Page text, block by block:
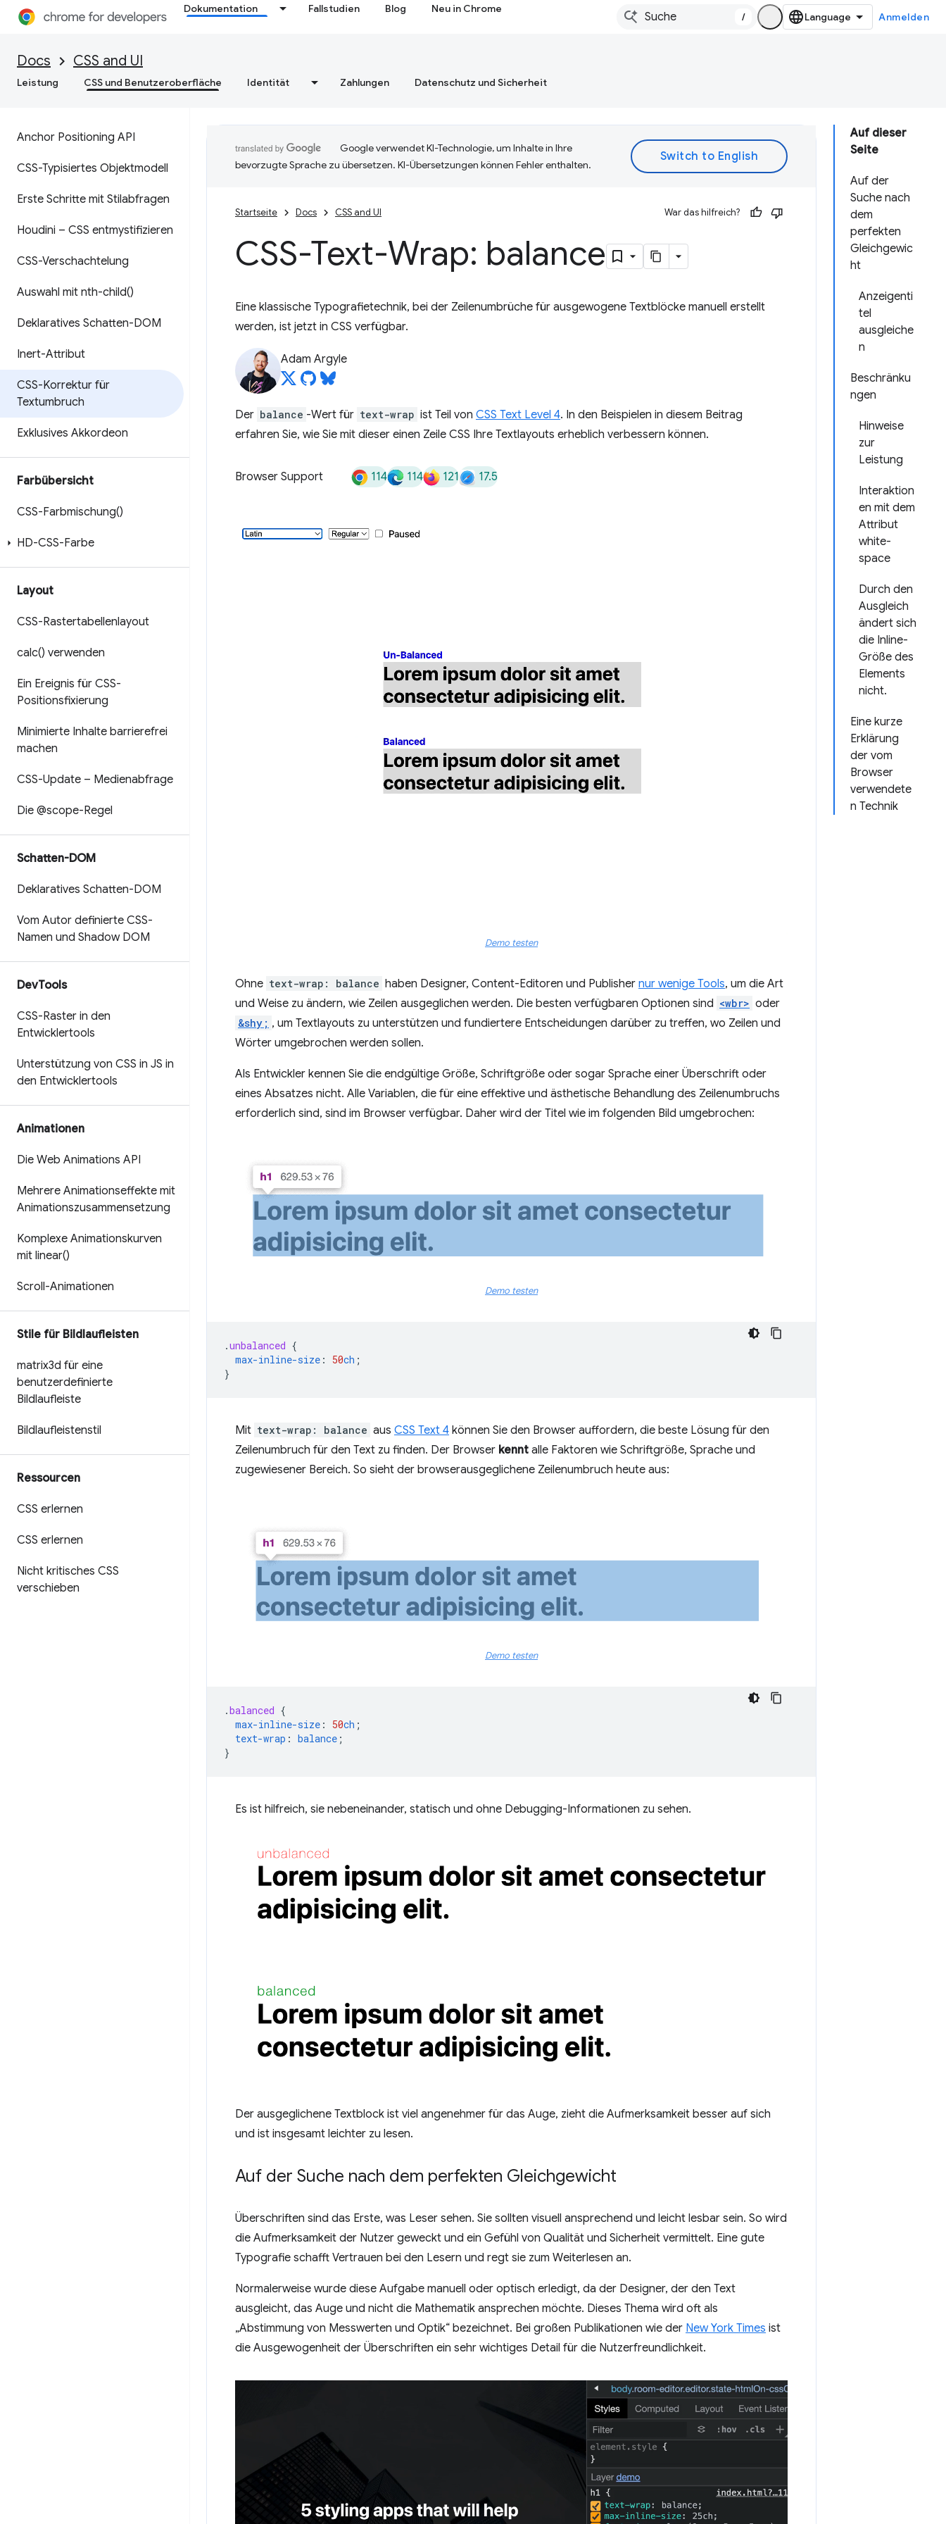
Dokumentation Fallstudien Blog Neu in Chrome
/ Anmelden
Docs CSS and UI
Leistung CSS und Benutzeroberfläche Identität Zahlungen Datenschutz und Sicherheit
Anchor Positioning API
CSS-Typisiertes Objektmodell
Erste Schritte mit Stilabfragen
Houdini – CSS entmystifizieren
CSS-Verschachtelung
Auswahl mit nth-child()
Deklaratives Schatten-DOM
Inert-Attribut
CSS-Korrektur für
Textumbruch
Exklusives Akkordeon
Farbübersicht
CSS-Farbmischung()
HD-CSS-Farbe
Layout
CSS-Rastertabellenlayout
calc() verwenden
Ein Ereignis für CSS-
Positionsfixierung
Minimierte Inhalte barrierefrei
machen
CSS-Update – Medienabfrage
Die @scope-Regel
Schatten-DOM
Deklaratives Schatten-DOM
Vom Autor definierte CSS-
Namen und Shadow DOM
DevTools
CSS-Raster in den
Entwicklertools
Unterstützung von CSS in JS in
den Entwicklertools
Animationen
Die Web Animations API
Mehrere Animationseffekte mit
Animationszusammensetzung
Komplexe Animationskurven
mit linear()
Scroll-Animationen
Stile für Bildlaufleisten
matrix3d für eine
benutzerdefinierte
Bildlaufleiste
Bildlaufleistenstil
Ressourcen
CSS erlernen
CSS erlernen
Nicht kritisches CSS
verschieben
Auf dieser
Seite
Auf der
Suche nach
dem
perfekten
Gleichgewic
ht
Anzeigenti
tel
ausgleiche
n
Beschränku
ngen
Hinweise
zur
Leistung
Interaktion
en mit dem
Attribut
white-
space
Durch den
Ausgleich
ändert sich
die Inline-
Größe des
Elements
nicht.
Eine kurze
Erklärung
der vom
Browser
verwendete
n Technik
Google verwendet KI-Technologie, um Inhalte in Ihre
bevorzugte Sprache zu übersetzen. KI-Übersetzungen können Fehler enthalten.
Startseite Docs CSS and UI War das hilfreich?
CSS-Text-Wrap: balance
Eine klassische Typografietechnik, bei der Zeilenumbrüche für ausgewogene Textblöcke manuell erstellt
werden, ist jetzt in CSS verfügbar.
Adam Argyle
Der balance -Wert für text-wrap ist Teil von CSS Text Level 4. In den Beispielen in diesem Beitrag
erfahren Sie, wie Sie mit dieser einen Zeile CSS Ihre Textlayouts erheblich verbessern können.
Browser Support 114 114 121 17.5
Demo testen
Ohne text-wrap: balance haben Designer, Content-Editoren und Publisher nur wenige Tools, um die Art
und Weise zu ändern, wie Zeilen ausgeglichen werden. Die besten verfügbaren Optionen sind <wbr> oder
&shy; , um Textlayouts zu unterstützen und fundiertere Entscheidungen darüber zu treffen, wo Zeilen und
Wörter umgebrochen werden sollen.
Als Entwickler kennen Sie die endgültige Größe, Schriftgröße oder sogar Sprache einer Überschrift oder
eines Absatzes nicht. Alle Variablen, die für eine effektive und ästhetische Behandlung des Zeilenumbruchs
erforderlich sind, sind im Browser verfügbar. Daher wird der Titel wie im folgenden Bild umgebrochen:
Demo testen
.unbalanced {
max-inline-size : 50ch ;
}
Mit text-wrap: balance aus CSS Text 4 können Sie den Browser auffordern, die beste Lösung für den
Zeilenumbruch für den Text zu finden. Der Browser kennt alle Faktoren wie Schriftgröße, Sprache und
zugewiesener Bereich. So sieht der browserausgeglichene Zeilenumbruch heute aus:
Demo testen
.balanced {
max-inline-size : 50ch ;
text-wrap : balance ;
}
Es ist hilfreich, sie nebeneinander, statisch und ohne Debugging-Informationen zu sehen.
Der ausgeglichene Textblock ist viel angenehmer für das Auge, zieht die Aufmerksamkeit besser auf sich
und ist insgesamt leichter zu lesen.
Auf der Suche nach dem perfekten Gleichgewicht
Überschriften sind das Erste, was Leser sehen. Sie sollten visuell ansprechend und leicht lesbar sein. So wird
die Aufmerksamkeit der Nutzer geweckt und ein Gefühl von Qualität und Sicherheit vermittelt. Eine gute
Typografie schafft Vertrauen bei den Lesern und regt sie zum Weiterlesen an.
Normalerweise wurde diese Aufgabe manuell oder optisch erledigt, da der Designer, der den Text
ausgleicht, das Auge und nicht die Mathematik ansprechen möchte. Dieses Thema wird oft als
„Abstimmung von Messwerten und Optik“ bezeichnet. Bei großen Publikationen wie der New York Times ist
die Ausgewogenheit der Überschriften ein sehr wichtiges Detail für die Nutzerfreundlichkeit.